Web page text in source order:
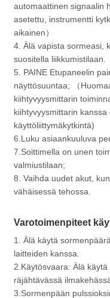
automaattinen signaalin
asetettu, instrumentti
aikainen）
4. Älä vapista sormeasi,
suositella liikkumistilaan.
5. PAINE Etupaneelin
näyttösuuntaa; （
kiihtyvyysmittarin
kiihtyvyysmittarin
käyttöliittymäkytkintä)
6.Luku asiaankuuluva
7.Soittimella on unen
valmiustilaan;
8. Vaihda uudet akut,
vähäisessä tehossa.
Varotoimenpiteet
1. Älä käytä
laitteiden kanssa.
2.Käytösvaara: Älä
räjähtävässä
3.Sormenpään